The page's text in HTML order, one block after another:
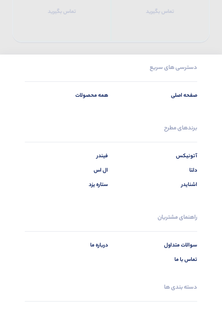
تماس بگیرید
تماس بگیرید
دسترسی های سریع
صفحه اصلی همه محصولات
برندهای مطرح
آتونیکس
دلتا
اشنایدر
فیندر
ال اس
ستاره یزد
راهنمای مشتریان
سوالات متداول
تماس با ما
درباره ما
دسته بندی ها